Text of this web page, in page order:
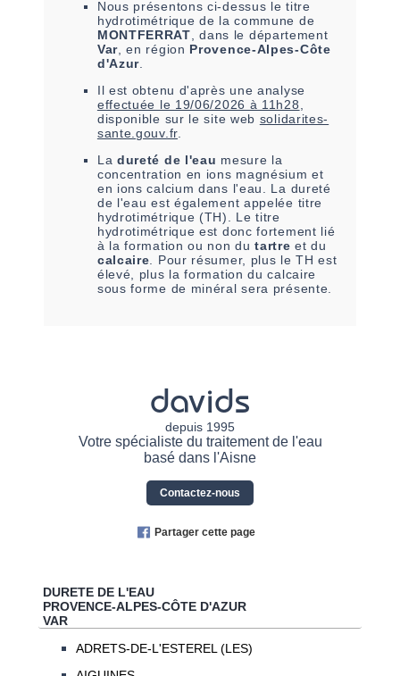
Nous présentons ci-dessus le titre
hydrotimétrique de la commune de
MONTFERRAT , dans le département
Var, en région Provence-Alpes-Côte
d'Azur
Il est obtenu d'après une analyse
effectuée le 19/06/2026 à 11h28
disponible sur le site web solidarites-
sante.gouv.fr.
La dureté de l'eau mesure la
concentration en ions magnésium et
en ions calcium dans l'eau. La dureté
de l'eau est également appelée titre
hydrotimétrique (TH). Le titre
hydrotimétrique est donc fortement lié
à la formation ou non dutartre et du
calcaire . Pour résumer, plus le TH est
élevé, plus la formation du calcaire
sous forme de minéral sera présente.
davids
depuis 1995
Votre spécialiste du traitement de l'eau
basé dans l'Aisne
Contactez-nous
Partager cette page
DURETE DE L'EAU
PROVENCE-ALPES-CÔTE D'AZUR
VAR
ADRETS-DE-L'ESTEREL (LES)